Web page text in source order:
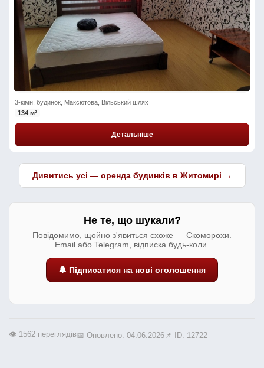
3-кімн. будинок, Максютова, Вільський шлях
134 м²
Детальніше
Дивитись усі — оренда будинків в Житомирі →
Не те, що шукали?
Повідомимо, щойно з'явиться схоже — Скоморохи.
Email або Telegram, відписка будь-коли.
🔔 Підписатися на нові оголошення
👁️ 1562 переглядів📅 Оновлено: 04.06.2026 📌 ID: 12722